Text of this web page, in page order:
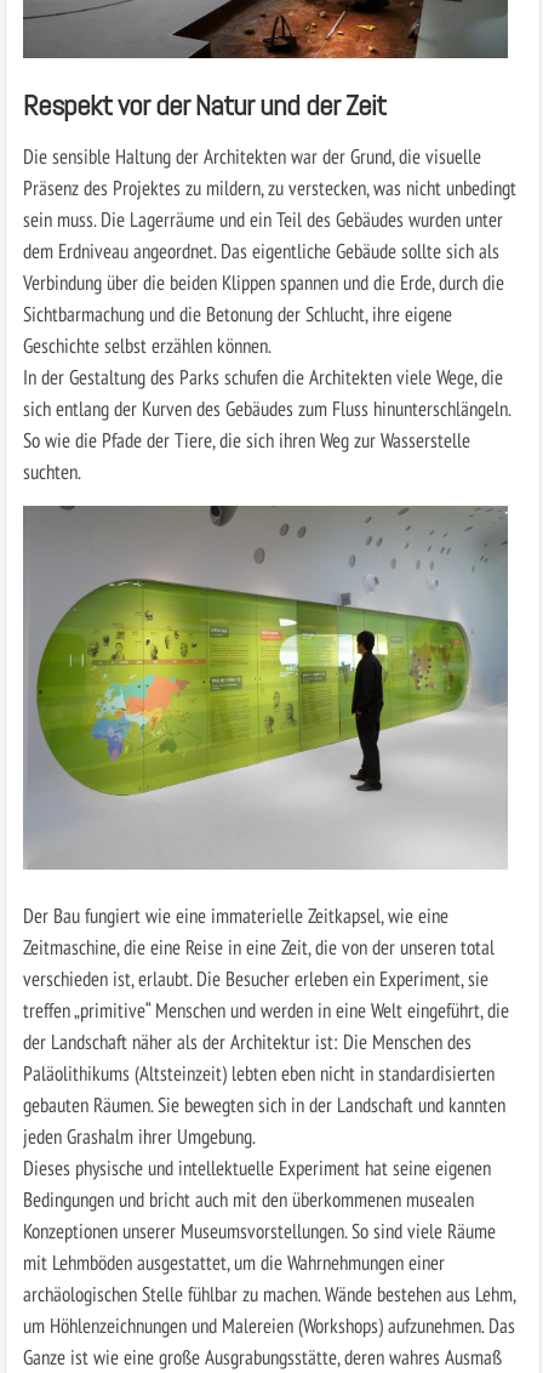
Respekt vor der Natur und der Zeit
Die sensible Haltung der Architekten war der Grund, die visuelle
Präsenz des Projektes zu mildern, zu verstecken, was nicht unbedingt
sein muss. Die Lagerräume und ein Teil des Gebäudes wurden unter
dem Erdniveau angeordnet. Das eigentliche Gebäude sollte sich als
Verbindung über die beiden Klippen spannen und die Erde, durch die
Sichtbarmachung und die Betonung der Schlucht, ihre eigene
Geschichte selbst erzählen können.
In der Gestaltung des Parks schufen die Architekten viele Wege, die
sich entlang der Kurven des Gebäudes zum Fluss hinunterschlängeln.
So wie die Pfade der Tiere, die sich ihren Weg zur Wasserstelle
suchten.
Der Bau fungiert wie eine immaterielle Zeitkapsel, wie eine
Zeitmaschine, die eine Reise in eine Zeit, die von der unseren total
verschieden ist, erlaubt. Die Besucher erleben ein Experiment, sie
treffen „primitive“ Menschen und werden in eine Welt eingeführt, die
der Landschaft näher als der Architektur ist: Die Menschen des
Paläolithikums (Altsteinzeit) lebten eben nicht in standardisierten
gebauten Räumen. Sie bewegten sich in der Landschaft und kannten
jeden Grashalm ihrer Umgebung.
Dieses physische und intellektuelle Experiment hat seine eigenen
Bedingungen und bricht auch mit den überkommenen musealen
Konzeptionen unserer Museumsvorstellungen. So sind viele Räume
mit Lehmböden ausgestattet, um die Wahrnehmungen einer
archäologischen Stelle fühlbar zu machen. Wände bestehen aus Lehm,
um Höhlenzeichnungen und Malereien (Workshops) aufzunehmen. Das
Ganze ist wie eine große Ausgrabungsstätte, deren wahres Ausmaß